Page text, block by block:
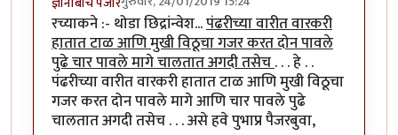
रच्याकने :- थोडा छिद्रांन्वेश...पंढरीच्या वारीत वारकरी
हातात टाळ आणि मुखी विठूचा गजर करत दोन पावले
पुढे चार पावले मागे चालतात अगदी तसेच. . . हे . .
पंढरीच्या वारीत वारकरी हातात टाळ आणि मुखी विठूचा
गजर करत दोन पावले मागे आणि चार पावले पुढे
चालतात अगदी तसेच . . . असे हवे पुभाप्र पैजरबुवा,